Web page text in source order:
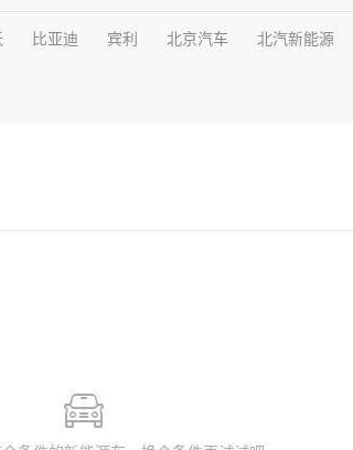
比亚迪 宾利 北京汽车 北汽新能源